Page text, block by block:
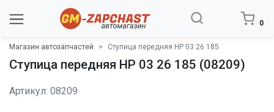
0
Магазин автозапчастей Ступица передняя HP 03 26 185
Ступица передняя HP 03 26 185 (08209)
Артикул: 08209